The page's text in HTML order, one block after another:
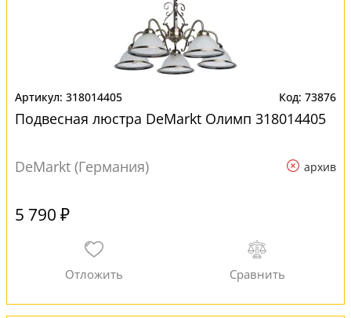
318014405 73876
Подвесная люстра DeMarkt Олимп 318014405
DeMarkt (Германия) архив
5 790 ₽